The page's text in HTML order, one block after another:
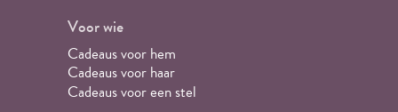
Voor wie
Cadeaus voor hem
Cadeaus voor haar
Cadeaus voor een stel